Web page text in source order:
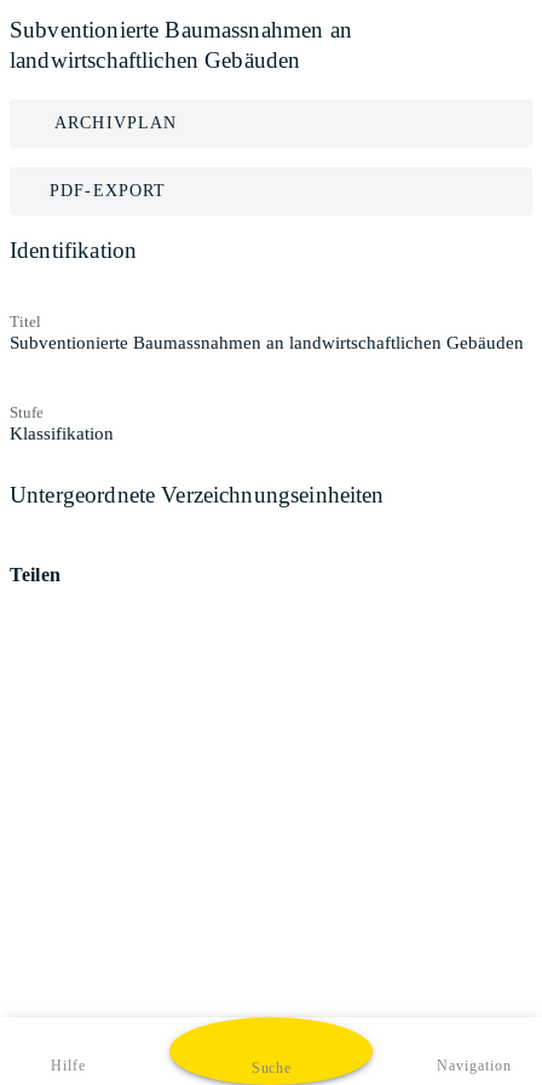
Subventionierte Baumassnahmen an
landwirtschaftlichen Gebäuden
ARCHIVPLAN
PDF-EXPORT
Identifikation
Titel
Subventionierte Baumassnahmen an landwirtschaftlichen Gebäuden
Stufe
Klassifikation
Untergeordnete Verzeichnungseinheiten
Teilen
Hilfe Suche Navigation